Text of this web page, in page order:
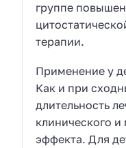
группе
терапии.
Применение у
Как и при
длительность
клинического и
эффекта. Для